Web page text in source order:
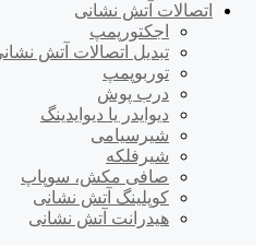
اتصالات آتش نشانی
اجکتورپمپ
تبدیل اتصالات آتش
توربوپمپ
درب پوش
دیوایدر یا دیوایدینگ
شیرسیامی
شیرفلکه
صافی مکش، سوپاپ
کوپلینگ آتش نشانی
هیدرانت آتش نشانی